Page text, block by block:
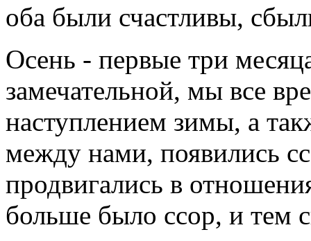
оба были счастливы,
Осень - первые три
замечательной, мы все
наступлением зимы, а
между нами, появились
продвигались в
больше было ссор, и тем